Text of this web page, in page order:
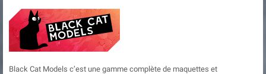
Black Cat Models c’est une gamme complète de maquettes et